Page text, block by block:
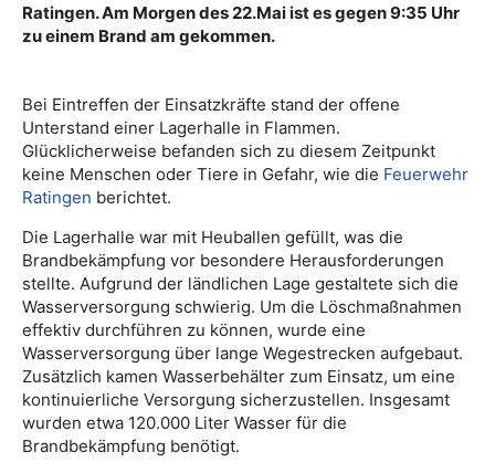
Ratingen. Am Morgen des 22.Mai ist es gegen 9:35 Uhr
zu einem Brand am gekommen.
Bei Eintreffen der Einsatzkräfte stand der offene
Unterstand einer Lagerhalle in Flammen.
Glücklicherweise befanden sich zu diesem Zeitpunkt
keine Menschen oder Tiere in Gefahr, wie die Feuerwehr
Ratingen berichtet.
Die Lagerhalle war mit Heuballen gefüllt, was die
Brandbekämpfung vor besondere Herausforderungen
stellte. Aufgrund der ländlichen Lage gestaltete sich die
Wasserversorgung schwierig. Um die Löschmaßnahmen
effektiv durchführen zu können, wurde eine
Wasserversorgung über lange Wegestrecken aufgebaut.
Zusätzlich kamen Wasserbehälter zum Einsatz, um eine
kontinuierliche Versorgung sicherzustellen. Insgesamt
wurden etwa 120.000 Liter Wasser für die
Brandbekämpfung benötigt.